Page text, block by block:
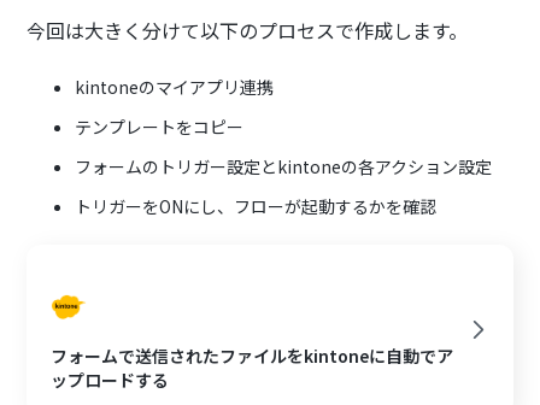
今回は大きく分けて以下のプロセスで作成します。
kintoneのマイアプリ連携
テンプレートをコピー
フォームのトリガー設定とkintoneの各アクション設定
トリガーをONにし、フローが起動するかを確認
フォームで送信されたファイルをkintoneに自動でア
ップロードする